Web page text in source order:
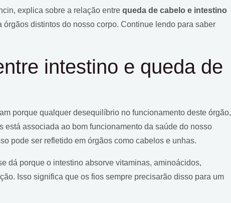
explica sobre a relação entre queda de cabelo e intestino
distintos do nosso corpo. Continue lendo para saber
intestino e queda de
porque qualquer desequilíbrio no funcionamento deste órgão,
está associada ao bom funcionamento da saúde do nosso
pode ser refletido em órgãos como cabelos e unhas.
dá porque o intestino absorve vitaminas, aminoácidos,
Isso significa que os fios sempre precisarão disso para um